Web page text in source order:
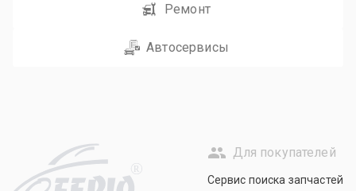
Ремонт
Автосервисы
R
Для покупателей
Сервис поиска запчастей